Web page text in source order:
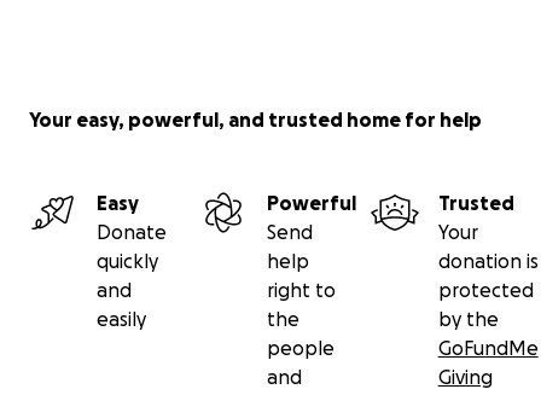
Your easy, powerful, and trusted home for help
Easy
Donate
quickly
and
easily
Powerful
Send
help
right to
the
people
and
Trusted
Your
donation is
protected
by the
GoFundMe
Giving